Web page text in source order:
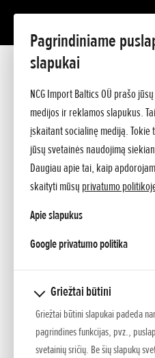
Pagrindiniame
slapukai
NCG Import Baltics OÜ prašo
medijos ir reklamos slapukus.
įskaitant socialinę mediją.
jūsų svetainės naudojimą
Daugiau apie tai, kaip
skaityti mūsų privatumo
Apie slapukus
Google privatumo politikaopens
Griežtai būtini
Griežtai būtini slapukai padeda
pagrindines funkcijas, pvz.,
svetainių sričių. Be šių slapukų
Importuotojas Honda